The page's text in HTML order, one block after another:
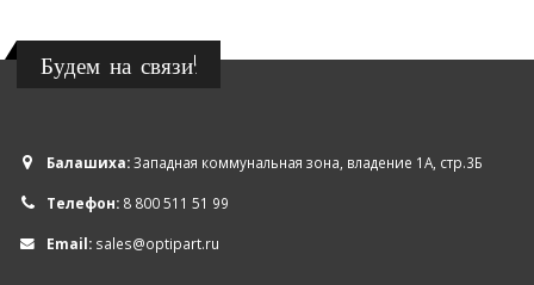
Будем на связи!
Балашиха:Западная коммунальная зона, владение 1А, стр.3Б
Телефон: 8 800 511 51 99
Email: sales@optipart.ru